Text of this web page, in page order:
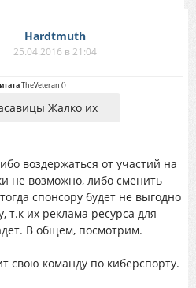
Hardtmuth
25.04.2016 в 21:04
TheVeteran ()
Жалко их
воздержаться от участий на
не возможно, либо сменить
спонсору будет не выгодно
т.к их реклама ресурса для
В общем, посмотрим.
свою команду по киберспорту.